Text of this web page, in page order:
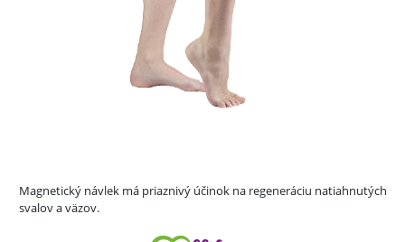
Magnetický návlek má priaznivý účinok na regeneráciu natiahnutých
svalov a väzov.